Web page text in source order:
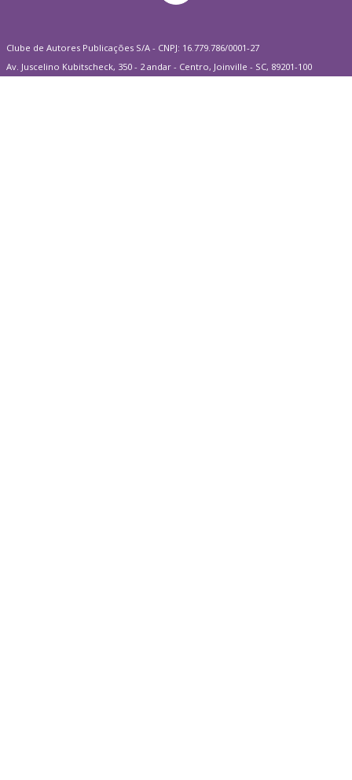
Clube de Autores Publicações S/A - CNPJ: 16.779.786/0001-27
Av. Juscelino Kubitscheck, 350 - 2 andar - Centro, Joinville - SC, 89201-100